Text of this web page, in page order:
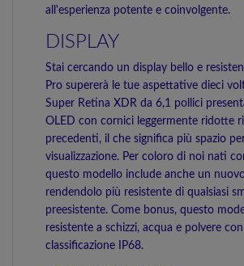
all'esperienza potente e coinvolgente.
DISPLAY
Stai cercando un display bello e
Pro supererà le tue aspettative dieci
Super Retina XDR da 6,1 pollici
OLED con cornici leggermente ridotte
precedenti, il che significa più spazio
visualizzazione. Per coloro di noi nati
questo modello include anche un
rendendolo più resistente di qualsiasi
preesistente. Come bonus, questo
resistente a schizzi, acqua e polvere
classificazione IP68.